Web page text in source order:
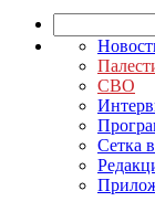
СВО
Сетка